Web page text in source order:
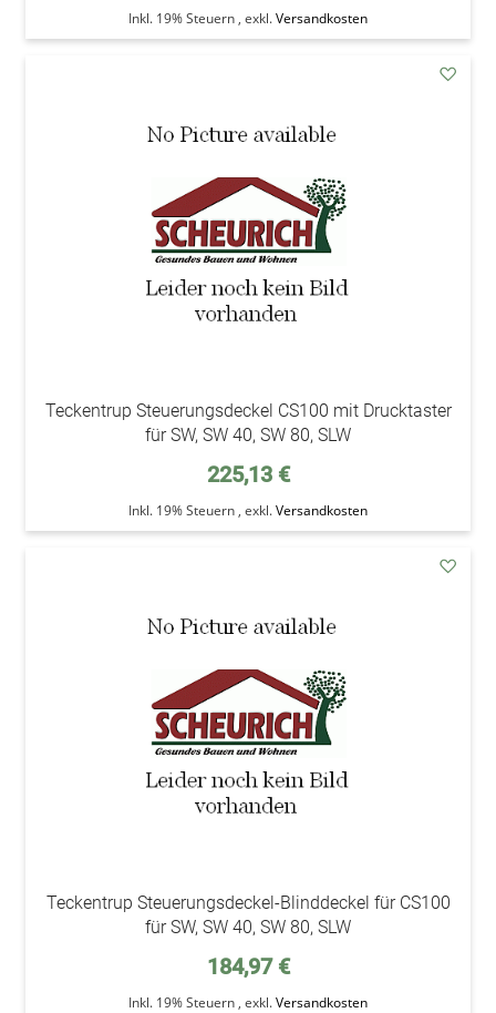
Inkl. 19% Steuern , exkl.Versandkosten
Teckentrup Steuerungsdeckel CS100 mit Drucktaster
für SW, SW 40, SW 80, SLW
225,13 €
Inkl. 19% Steuern , exkl.Versandkosten
Teckentrup Steuerungsdeckel-Blinddeckel für CS100
für SW, SW 40, SW 80, SLW
184,97 €
Inkl. 19% Steuern , exkl.Versandkosten